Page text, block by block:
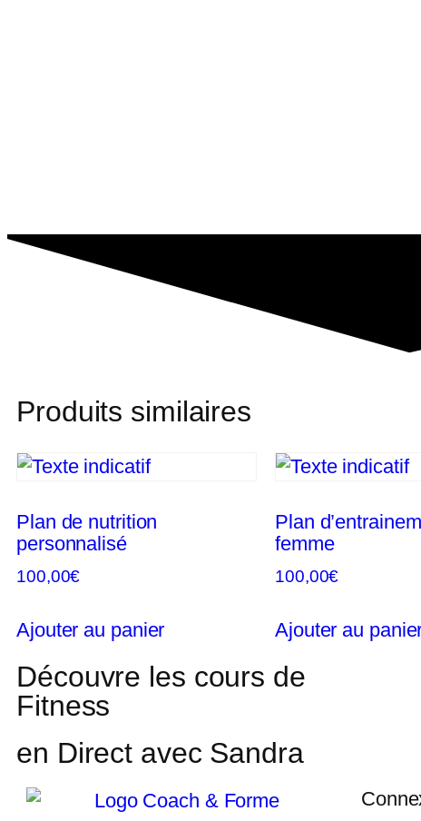
Produits similaires
Plan de nutrition
personnalisé
100,00€
Ajouter au panier
Plan
femme
100,00€
Ajouter au
Découvre les cours de
Fitness
en Direct avec Sandra